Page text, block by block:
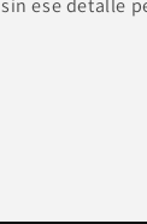
sin ese detalle